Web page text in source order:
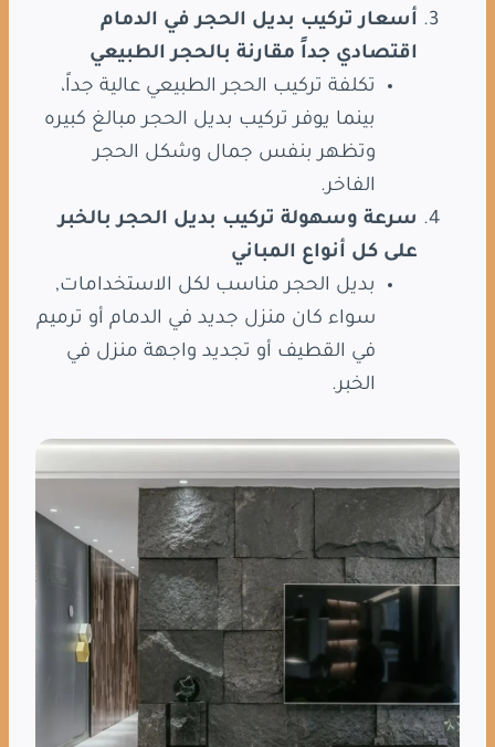
أسعار تركيب بديل الحجر في الدمام
اقتصادي جداً مقارنة بالحجر الطبيعي
تكلفة تركيب الحجر الطبيعي عالية جداً،
بينما يوفر تركيب بديل الحجر مبالغ كبيره
وتظهر بنفس جمال وشكل الحجر
الفاخر.
سرعة وسهولة تركيب بديل الحجر بالخبر
على كل أنواع المباني
بديل الحجر مناسب لكل الاستخدامات,
سواء كان منزل جديد في الدمام أو ترميم
في القطيف أو تجديد واجهة منزل في
الخبر.